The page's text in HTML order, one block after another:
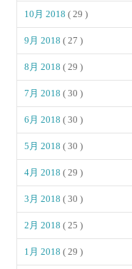
10月 2018( 29 )
9月 2018( 27 )
8月 2018( 29 )
7月 2018( 30 )
6月 2018( 30 )
5月 2018( 30 )
4月 2018( 29 )
3月 2018( 30 )
2月 2018( 25 )
1月 2018( 29 )